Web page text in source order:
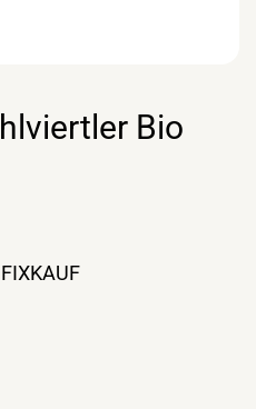
Bio
FIXKAUF